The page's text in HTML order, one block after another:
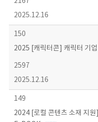
2025.12.16
150
2025 [캐릭터콘] 캐릭터 기업
2597
2025.12.16
149
2024 [로컬 콘텐츠 소재 지원